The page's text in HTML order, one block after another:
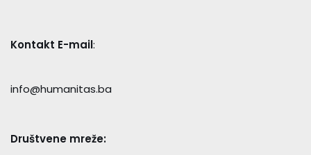
Kontakt E-mail:
info@humanitas.ba
Društvene mreže: